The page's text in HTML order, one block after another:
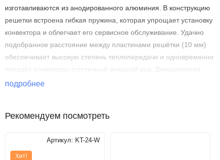
изготавливаются из анодированного алюминия. В конструкцию
решетки встроена гибкая пружина, которая упрощает установку
конвектора и облегчает его сервисное обслуживание. Удачно
подобранное расстояние между пластинами решётки (10 мм)
обеспечивает высокую степень теплопередачи и одновременно
придаёт конвектору эстетичный внешний вид. Декоративная
решетка без проблем выдерживает вес взрослого человека, по
подробнее
Рекомендуем посмотреть
Артикул: KT-24-W
Хит!